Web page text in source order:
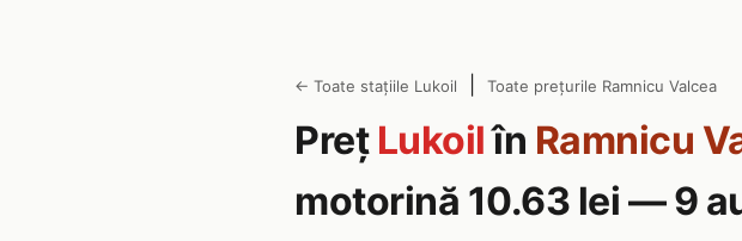
← Toate stațiile Lukoil Toate prețurile Ramnicu Valcea
Preț Lukoilîn Ramnicu
motorină 10.63 lei — 9